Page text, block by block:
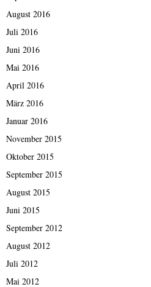
August 2016
Juli 2016
Juni 2016
Mai 2016
April 2016
März 2016
Januar 2016
November 2015
Oktober 2015
September 2015
August 2015
Juni 2015
September 2012
August 2012
Juli 2012
Mai 2012